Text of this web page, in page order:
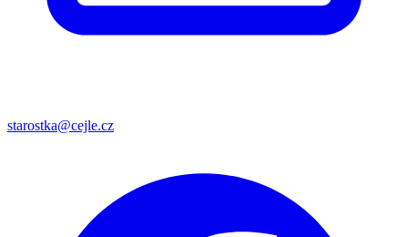
starostka@cejle.cz